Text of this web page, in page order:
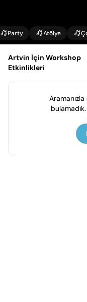
Party Atölye
Artvin İçin Workshop
Etkinlikleri